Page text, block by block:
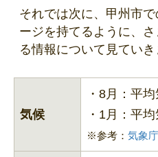
それでは次に、甲州市
ージを持てるように、
る情報について見ていき
気候
・8月：平
・1月：平
※参考： 気象